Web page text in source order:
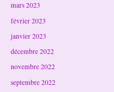
mars 2023
février 2023
janvier 2023
décembre 2022
novembre 2022
septembre 2022